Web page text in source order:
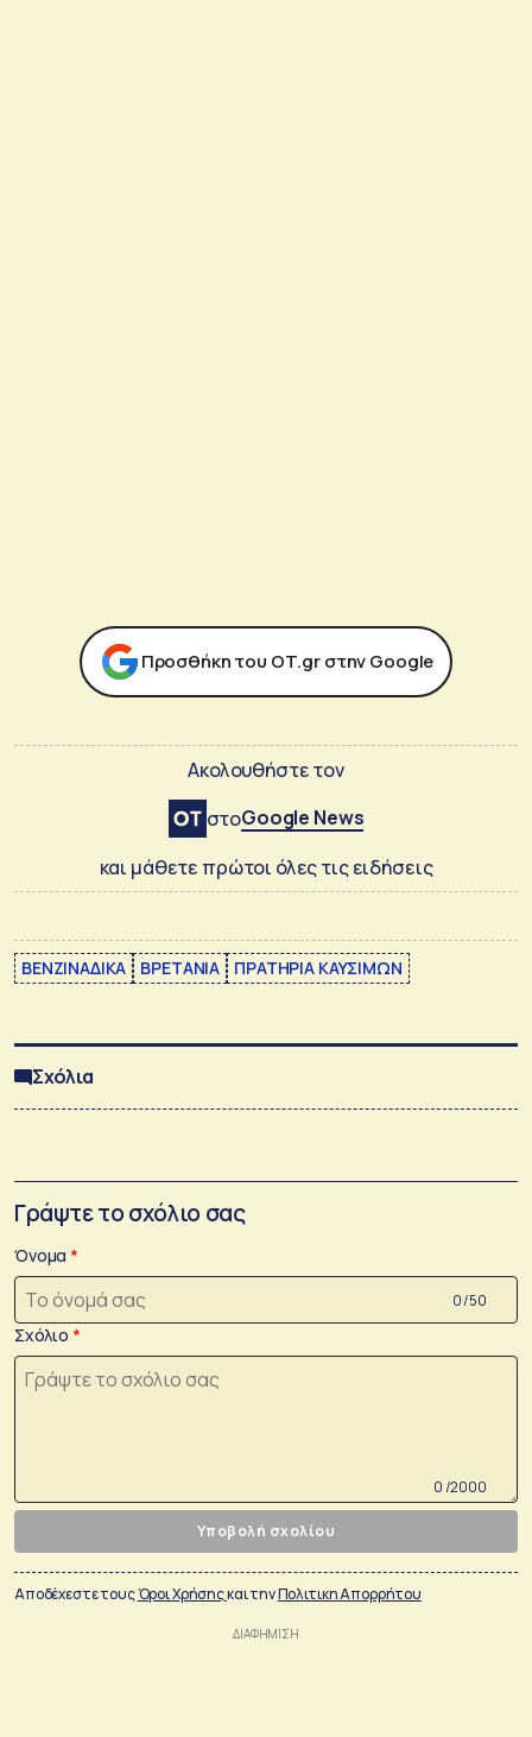
Προσθήκη του ΟΤ.gr στην Google
Ακολουθήστε τον
στοGoogle News
και μάθετε πρώτοι όλες τις ειδήσεις
ΒΕΝΖΙΝΑΔΙΚΑ ΒΡΕΤΑΝΙΑ ΠΡΑΤΗΡΙΑ ΚΑΥΣΙΜΩΝ
Σχόλια
Γράψτε το σχόλιο σας
Όνομα
0 /50
Σχόλιο
0 /2000
Υποβολή σχολίου
Αποδέχεστε τουςΌροι Χρήσηςκαι τηνΠολιτικη Απορρήτου